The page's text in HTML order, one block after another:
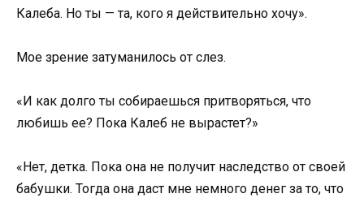
Калеба. Но ты — та, кого я действительно хочу».
Мое зрение затуманилось от слез.
«И как долго ты собираешься притворяться, что
любишь ее? Пока Калеб не вырастет?»
«Нет, детка. Пока она не получит наследство от своей
бабушки. Тогда она даст мне немного денег за то, что